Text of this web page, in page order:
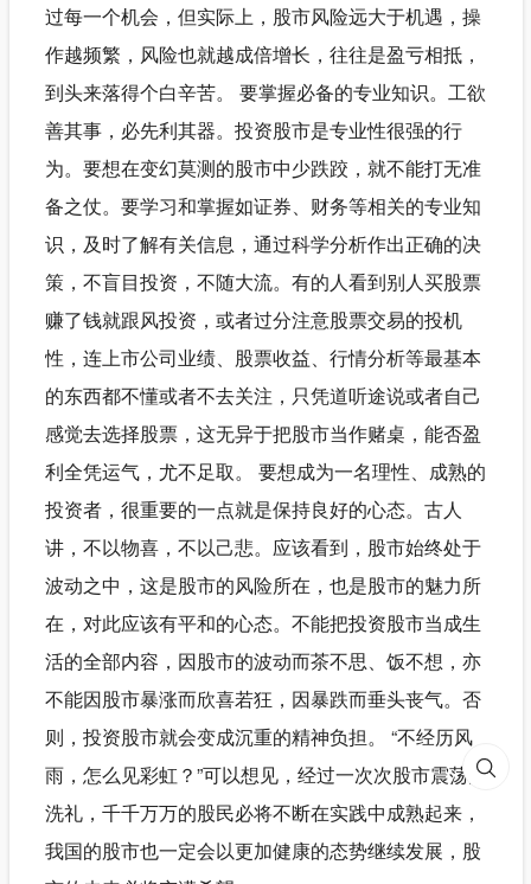
过每一个机会，但实际上，股市风险远大于机遇，操
作越频繁，风险也就越成倍增长，往往是盈亏相抵，
到头来落得个白辛苦。 要掌握必备的专业知识。工欲
善其事，必先利其器。投资股市是专业性很强的行
为。要想在变幻莫测的股市中少跌跤，就不能打无准
备之仗。要学习和掌握如证券、财务等相关的专业知
识，及时了解有关信息，通过科学分析作出正确的决
策，不盲目投资，不随大流。有的人看到别人买股票
赚了钱就跟风投资，或者过分注意股票交易的投机
性，连上市公司业绩、股票收益、行情分析等最基本
的东西都不懂或者不去关注，只凭道听途说或者自己
感觉去选择股票，这无异于把股市当作赌桌，能否盈
利全凭运气，尤不足取。 要想成为一名理性、成熟的
投资者，很重要的一点就是保持良好的心态。古人
讲，不以物喜，不以己悲。应该看到，股市始终处于
波动之中，这是股市的风险所在，也是股市的魅力所
在，对此应该有平和的心态。不能把投资股市当成生
活的全部内容，因股市的波动而茶不思、饭不想，亦
不能因股市暴涨而欣喜若狂，因暴跌而垂头丧气。否
则，投资股市就会变成沉重的精神负担。 “不经历风
雨，怎么见彩虹？”可以想见，经过一次次股市震荡的
洗礼，千千万万的股民必将不断在实践中成熟起来，
我国的股市也一定会以更加健康的态势继续发展，股